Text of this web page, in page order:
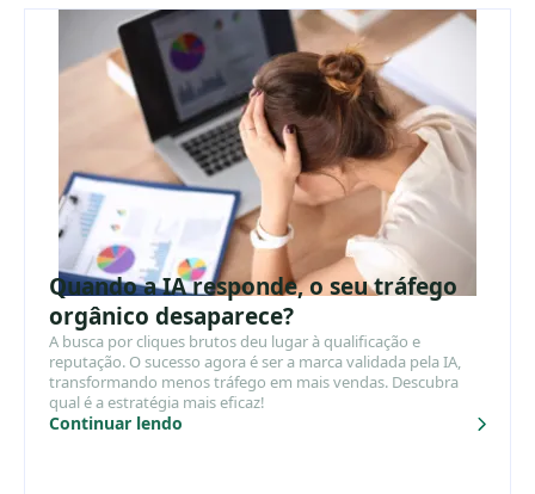
Quando a IA responde, o seu tráfego
orgânico desaparece?
A busca por cliques brutos deu lugar à qualificação e
reputação. O sucesso agora é ser a marca validada pela IA,
transformando menos tráfego em mais vendas. Descubra
qual é a estratégia mais eficaz!
Continuar lendo